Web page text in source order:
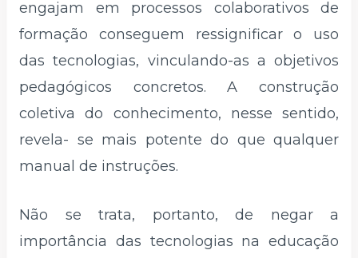
engajam em processos colaborativos de
formação conseguem ressignificar o uso
das tecnologias, vinculando-as a objetivos
pedagógicos concretos. A construção
coletiva do conhecimento, nesse sentido,
revela- se mais potente do que qualquer
manual de instruções.
Não se trata, portanto, de negar a
importância das tecnologias na educação